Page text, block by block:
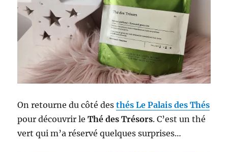
On retourne du côté desthés Le Palais des Thés
pour découvrir leThé des Trésors. C’est un thé
vert qui m’a réservé quelques surprises…